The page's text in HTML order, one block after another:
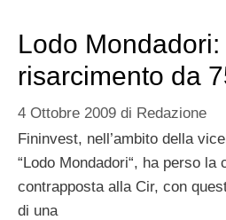
Lodo
risarcimento da
4 Ottobre 2009 di Redazione
Fininvest, nell’ambito della
“Lodo Mondadori“, ha perso la
contrapposta alla Cir, con
di una